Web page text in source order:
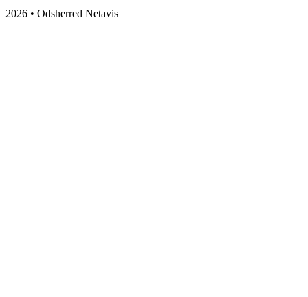
2026 • Odsherred Netavis